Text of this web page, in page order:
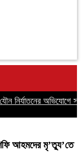
নির্যাতনের অভিযোগে সৎ
শফি আহমদের মৃ’ত্যু’তে